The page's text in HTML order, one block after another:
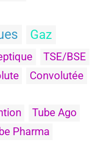
Gaz
TSE/BSE
Convolutée
Tube Ago
Pharma